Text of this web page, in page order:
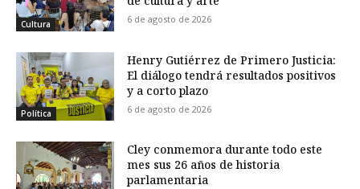
Cultura 6 de agosto de 2026
Política
Henry Gutiérrez de Primero Justicia:
El diálogo tendrá resultados positivos
y a corto plazo
6 de agosto de 2026
Cley conmemora durante todo este
mes sus 26 años de historia
parlamentaria